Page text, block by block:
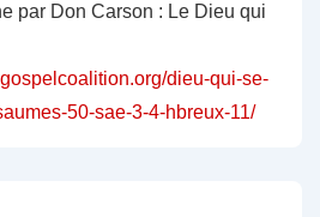
par Don Carson : Le Dieu qui
dieu-qui-se-
50-sae-3-4-hbreux-11/